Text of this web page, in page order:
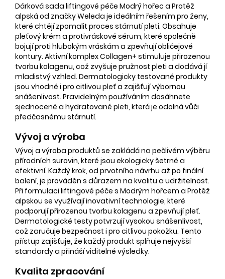
Dárková sada liftingové péče Modrý hořec a Protěž
alpská od značky Weleda je ideálním řešením pro ženy,
které chtějí zpomalit proces stárnutí pleti. Obsahuje
pleťový krém a protivráskové sérum, které společně
bojují proti hlubokým vráskám a zpevňují obličejové
kontury. Aktivní komplex Collagen+ stimuluje přirozenou
tvorbu kolagenu, což zvyšuje pružnost pleti a dodává jí
mladistvý vzhled. Dermatologicky testované produkty
jsou vhodné i pro citlivou pleť a zajišťují výbornou
snášenlivost. Pravidelným používáním dosáhnete
sjednocené a hydratované pleti, která je odolná vůči
předčasnému stárnutí.
Vývoj a výroba
Vývoj a výroba produktů se zakládá na pečlivém výběru
přírodních surovin, které jsou ekologicky šetrné a
efektivní. Každý krok, od prvotního návrhu až po finální
balení, je prováděn s důrazem na kvalitu a udržitelnost.
Při formulaci liftingové péče s Modrým hořcem a Protěž
alpskou se využívají inovativní technologie, které
podporují přirozenou tvorbu kolagenu a zpevňují pleť.
Dermatologické testy potvrzují vysokou snášenlivost,
což zaručuje bezpečnost i pro citlivou pokožku. Tento
přístup zajišťuje, že každý produkt splňuje nejvyšší
standardy a přináší viditelné výsledky.
Kvalita zpracování